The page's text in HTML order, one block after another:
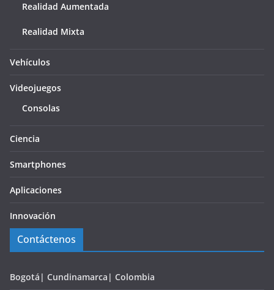
Realidad Aumentada
Realidad Mixta
Vehículos
Videojuegos
Consolas
Ciencia
Smartphones
Aplicaciones
Innovación
Contáctenos
Bogotá| Cundinamarca| Colombia